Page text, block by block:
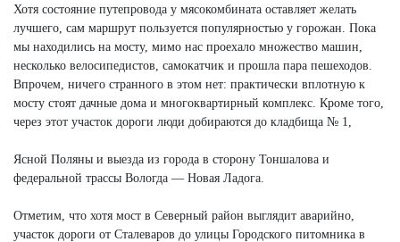
Хотя состояние путепровода у мясокомбината оставляет желать
лучшего, сам маршрут пользуется популярностью у горожан. Пока
мы находились на мосту, мимо нас проехало множество машин,
несколько велосипедистов, самокатчик и прошла пара пешеходов.
Впрочем, ничего странного в этом нет: практически вплотную к
мосту стоят дачные дома и многоквартирный комплекс. Кроме того,
через этот участок дороги люди добираются до кладбища № 1,
Ясной Поляны и выезда из города в сторону Тоншалова и
федеральной трассы Вологда — Новая Ладога.
Отметим, что хотя мост в Северный район выглядит аварийно,
участок дороги от Сталеваров до улицы Городского питомника в